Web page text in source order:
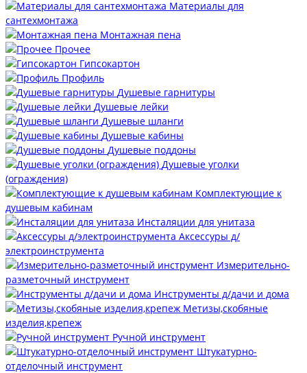
Материалы для
сантехмонтажа
Монтажная пена
Прочее
Гипсокартон
Профиль
Душевые гарнитуры
Душевые лейки
Душевые шланги
Душевые кабины
Душевые поддоны
Душевые уголки
(ограждения)
Комплектующие к
душевым кабинам
Инсталяции для унитаза
Аксессуры д/
электроинструмента
Измерительно-
разметочный инструмент
Инструменты д/дачи и дома
Метизы,скобяные
изделия,крепеж
Ручной инструмент
Штукатурно-
отделочный инструмент